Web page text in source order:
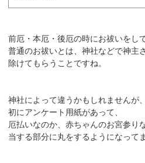
前厄・本厄・後厄の時にお祓いをし
普通のお祓いとは、神社などで神主
除けてもらうことですね。
神社によって違うかもしれませんが
初にアンケート用紙があって、
厄払いなのか、赤ちゃんのお宮参り
当する部分に丸をするようになって